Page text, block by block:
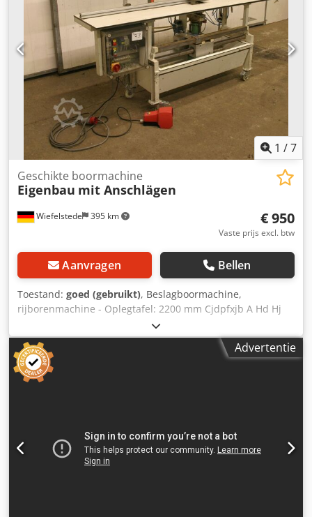
1 /7
Wiefelstede 395 km
Geschikte boormachine
Eigenbau mit Anschlägen
€ 950
Vaste prijs excl. btw
Aanvragen Bellen
Toestand: goed (gebruikt), Beslagboormachine,
rijborenmachine - Oplegtafel: 2200 mm Cjdpfxjb A Hd Hj
Aa Doha - Meerspillenkop: 5 boren - Afstand tussen boren:
32 mm (andere meerspillenkoppen beschikbaar) -
Uitvoering: mobiel - Aanslagen: verstelbaar - Afmetingen:
2300/600/H1350 mm - Gewicht: 240 kg
Advertentie